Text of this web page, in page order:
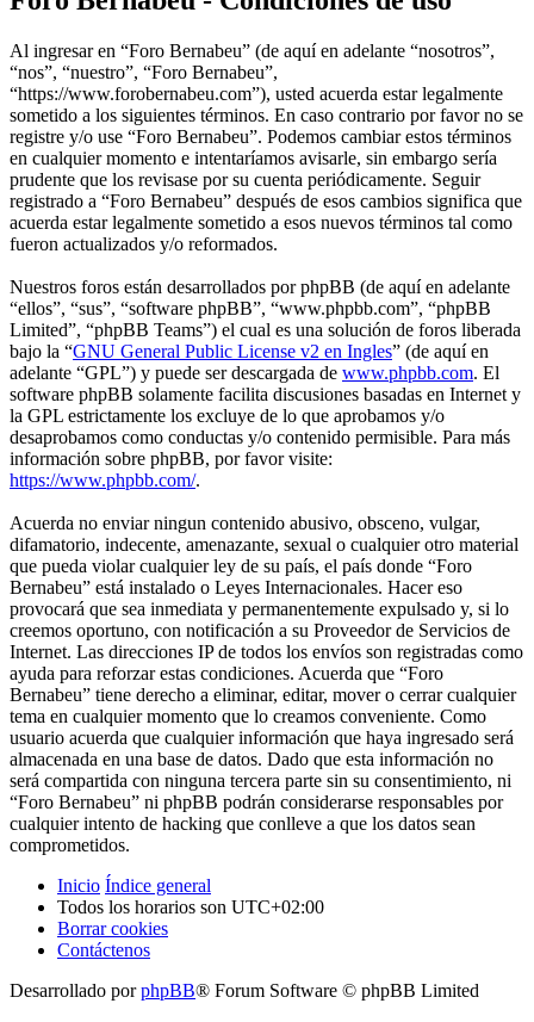
Al ingresar en “Foro Bernabeu” (de aquí en adelante “nosotros”,
“nos”, “nuestro”, “Foro Bernabeu”,
“https://www.forobernabeu.com”), usted acuerda estar legalmente
sometido a los siguientes términos. En caso contrario por favor no se
registre y/o use “Foro Bernabeu”. Podemos cambiar estos términos
en cualquier momento e intentaríamos avisarle, sin embargo sería
prudente que los revisase por su cuenta periódicamente. Seguir
registrado a “Foro Bernabeu” después de esos cambios significa que
acuerda estar legalmente sometido a esos nuevos términos tal como
fueron actualizados y/o reformados.
Nuestros foros están desarrollados por phpBB (de aquí en adelante
“ellos”, “sus”, “software phpBB”, “www.phpbb.com”, “phpBB
Limited”, “phpBB Teams”) el cual es una solución de foros liberada
bajo la “GNU General Public License v2 en Ingles” (de aquí en
adelante “GPL”) y puede ser descargada de www.phpbb.com. El
software phpBB solamente facilita discusiones basadas en Internet y
la GPL estrictamente los excluye de lo que aprobamos y/o
desaprobamos como conductas y/o contenido permisible. Para más
información sobre phpBB, por favor visite:
https://www.phpbb.com/.
Acuerda no enviar ningun contenido abusivo, obsceno, vulgar,
difamatorio, indecente, amenazante, sexual o cualquier otro material
que pueda violar cualquier ley de su país, el país donde “Foro
Bernabeu” está instalado o Leyes Internacionales. Hacer eso
provocará que sea inmediata y permanentemente expulsado y, si lo
creemos oportuno, con notificación a su Proveedor de Servicios de
Internet. Las direcciones IP de todos los envíos son registradas como
ayuda para reforzar estas condiciones. Acuerda que “Foro
Bernabeu” tiene derecho a eliminar, editar, mover o cerrar cualquier
tema en cualquier momento que lo creamos conveniente. Como
usuario acuerda que cualquier información que haya ingresado será
almacenada en una base de datos. Dado que esta información no
será compartida con ninguna tercera parte sin su consentimiento, ni
“Foro Bernabeu” ni phpBB podrán considerarse responsables por
cualquier intento de hacking que conlleve a que los datos sean
comprometidos.
Inicio Índice general
Todos los horarios son UTC+02:00
Borrar cookies
Contáctenos
Desarrollado porphpBB® Forum Software © phpBB Limited